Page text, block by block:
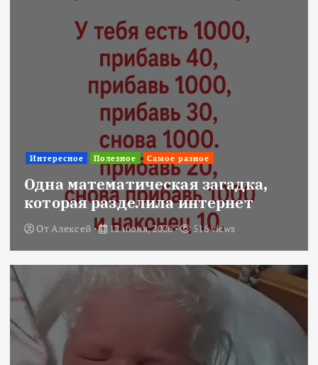
Интересное Полезное Самое разное
Одна математическая загадка,
которая разделила интернет
ОтАлексей 12 июня, 2026 516 views